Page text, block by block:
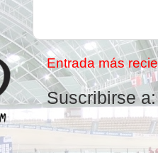
Entrada más
Suscribirse